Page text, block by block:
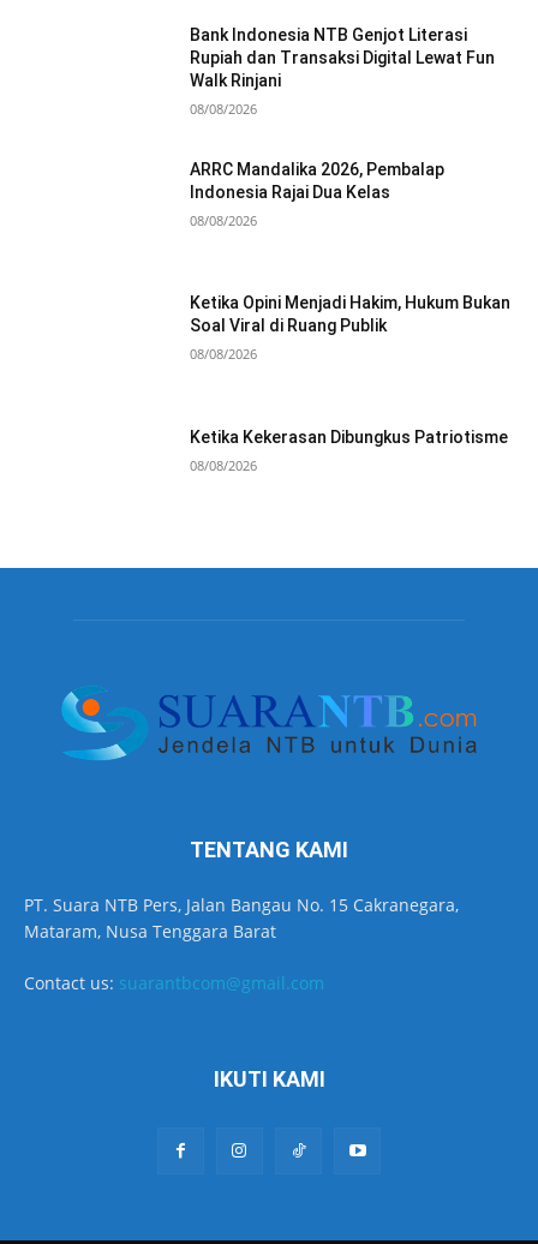
Bank Indonesia NTB Genjot Literasi
Rupiah dan Transaksi Digital Lewat Fun
Walk Rinjani
08/08/2026
ARRC Mandalika 2026, Pembalap
Indonesia Rajai Dua Kelas
08/08/2026
Ketika Opini Menjadi Hakim, Hukum Bukan
Soal Viral di Ruang Publik
08/08/2026
Ketika Kekerasan Dibungkus Patriotisme
08/08/2026
TENTANG KAMI
PT. Suara NTB Pers, Jalan Bangau No. 15 Cakranegara,
Mataram, Nusa Tenggara Barat
Contact us: suarantbcom@gmail.com
IKUTI KAMI